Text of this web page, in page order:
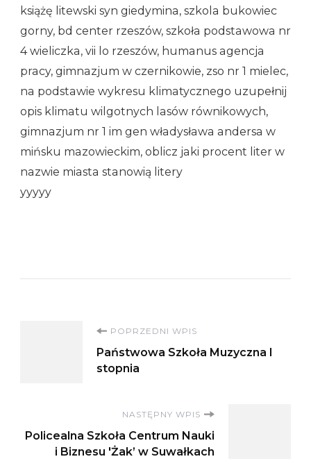
książę litewski syn giedymina, szkola bukowiec
gorny, bd center rzeszów, szkoła podstawowa nr
4 wieliczka, vii lo rzeszów, humanus agencja
pracy, gimnazjum w czernikowie, zso nr 1 mielec,
na podstawie wykresu klimatycznego uzupełnij
opis klimatu wilgotnych lasów równikowych,
gimnazjum nr 1 im gen władysława andersa w
mińsku mazowieckim, oblicz jaki procent liter w
nazwie miasta stanowią litery
yyyyy
Nawigacja
wpisu
POPRZEDNI WPIS
Państwowa Szkoła Muzyczna I
stopnia
NASTĘPNY WPIS
Policealna Szkoła Centrum Nauki
i Biznesu 'Żak’ w Suwałkach